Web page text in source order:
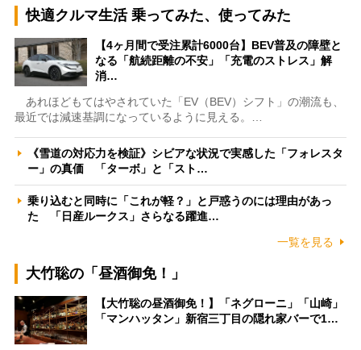
快適クルマ生活 乗ってみた、使ってみた
【4ヶ月間で受注累計6000台】BEV普及の障壁と
なる「航続距離の不安」「充電のストレス」解
消…
あれほどもてはやされていた「EV（BEV）シフト」の潮流も、
最近では減速基調になっているように見える。…
《雪道の対応力を検証》シビアな状況で実感した「フォレスタ
ー」の真価 「ターボ」と「スト…
乗り込むと同時に「これが軽？」と戸惑うのには理由があっ
た 「日産ルークス」さらなる躍進…
一覧を見る
大竹聡の「昼酒御免！」
【大竹聡の昼酒御免！】「ネグローニ」「山崎」
「マンハッタン」新宿三丁目の隠れ家バーで1…